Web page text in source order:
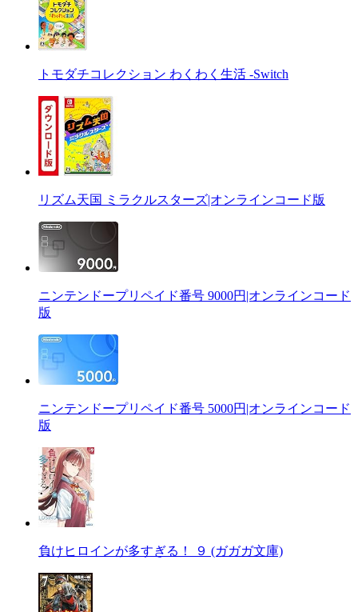
トモダチコレクション わくわく生活 -Switch
リズム天国 ミラクルスターズ|オンラインコード版
ニンテンドープリペイド番号 9000円|オンラインコード
版
ニンテンドープリペイド番号 5000円|オンラインコード
版
負けヒロインが多すぎる！ ９ (ガガガ文庫)